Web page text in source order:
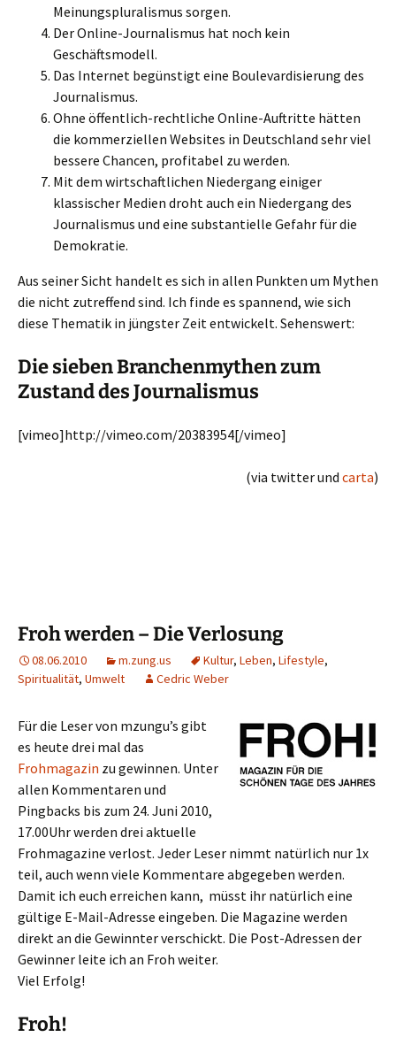
Meinungspluralismus sorgen.
Der Online-Journalismus hat noch kein
Geschäftsmodell.
Das Internet begünstigt eine Boulevardisierung des
Journalismus.
Ohne öffentlich-rechtliche Online-Auftritte hätten
die kommerziellen Websites in Deutschland sehr viel
bessere Chancen, profitabel zu werden.
Mit dem wirtschaftlichen Niedergang einiger
klassischer Medien droht auch ein Niedergang des
Journalismus und eine substantielle Gefahr für die
Demokratie.
Aus seiner Sicht handelt es sich in allen Punkten um Mythen
die nicht zutreffend sind. Ich finde es spannend, wie sich
diese Thematik in jüngster Zeit entwickelt. Sehenswert:
Die sieben Branchenmythen zum
Zustand des Journalismus
[vimeo]http://vimeo.com/20383954[/vimeo]
(via twitter und carta)
Froh werden – Die Verlosung
08.06.2010 m.zung.us Kultur, Leben, Lifestyle,
Spiritualität, Umwelt Cedric Weber
Für die Leser von mzungu’s gibt
es heute drei mal das
Frohmagazin zu gewinnen. Unter
allen Kommentaren und
Pingbacks bis zum 24. Juni 2010,
17.00Uhr werden drei aktuelle
Frohmagazine verlost. Jeder Leser nimmt natürlich nur 1x
teil, auch wenn viele Kommentare abgegeben werden.
Damit ich euch erreichen kann, müsst ihr natürlich eine
gültige E-Mail-Adresse eingeben. Die Magazine werden
direkt an die Gewinnter verschickt. Die Post-Adressen der
Gewinner leite ich an Froh weiter.
Viel Erfolg!
Froh!